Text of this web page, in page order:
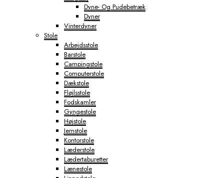
Dyne- Og Pudebetræk
Dyner
Vinterdyner
Stole
Arbejdsstole
Barstole
Campingstole
Computerstole
Dækstole
Fløjlsstole
Fodskamler
Gyngestole
Højstole
Jernstole
Kontorstole
Læderstole
Lædertaburetter
Lænestole